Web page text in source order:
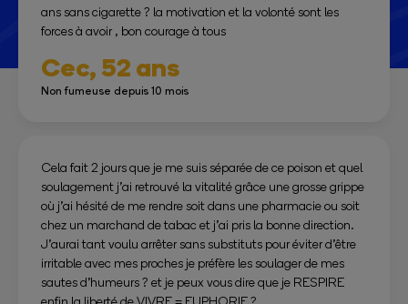
ans sans cigarette ? la motivation et la volonté sont les
forces à avoir , bon courage à tous
Cec,52 ans
Non fumeuse depuis 10 mois
Cela fait 2 jours que je me suis séparée de ce poison et quel
soulagement j’ai retrouvé la vitalité grâce une grosse grippe
où j’ai hésité de me rendre soit dans une pharmacie ou soit
chez un marchand de tabac et j’ai pris la bonne direction.
J’aurai tant voulu arrêter sans substituts pour éviter d’être
irritable avec mes proches je préfère les soulager de mes
sautes d’humeurs ? et je peux vous dire que je RESPIRE